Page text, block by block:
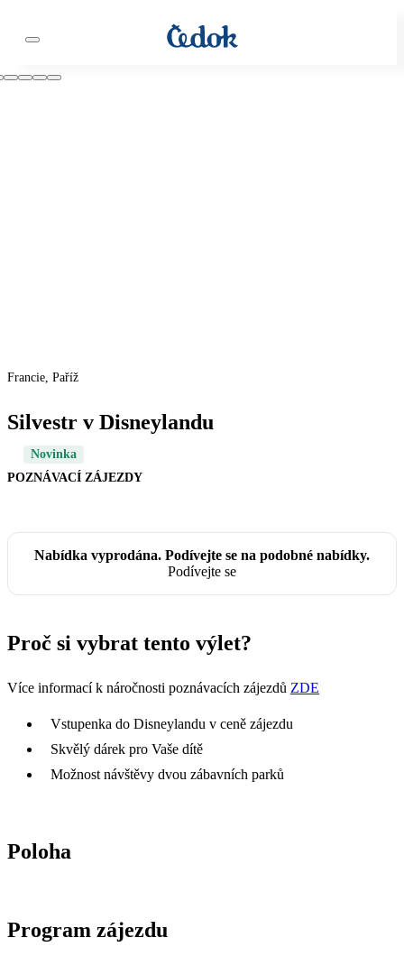
Francie, Paříž
Silvestr v Disneylandu
Novinka
POZNÁVACÍ ZÁJEZDY
Nabídka vyprodána. Podívejte se na podobné nabídky.
Podívejte se
Proč si vybrat tento výlet?
Více informací k náročnosti poznávacích zájezdů ZDE
Vstupenka do Disneylandu v ceně zájezdu
Skvělý dárek pro Vaše dítě
Možnost návštěvy dvou zábavních parků
Poloha
Program zájezdu